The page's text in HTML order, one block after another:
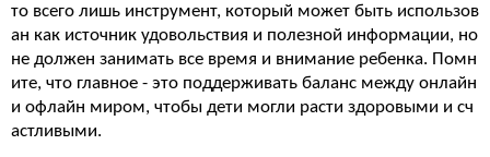
то всего лишь инструмент, который может быть использов
ан как источник удовольствия и полезной информации, но
не должен занимать все время и внимание ребенка. Помн
ите, что главное - это поддерживать баланс между онлайн
и офлайн миром, чтобы дети могли расти здоровыми и сч
астливыми.